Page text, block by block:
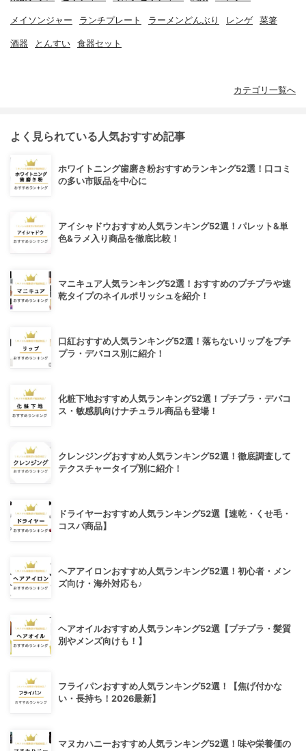
メイソンジャー ランチプレート ラーメンどんぶり レンゲ 菜箸
酒器 とんすい 食器セット
カテゴリ一覧へ
よく見られている人気おすすめ記事
ホワイトニング歯磨き粉おすすめランキング52選！口コミ
の多い市販品を中心に
アイシャドウおすすめ人気ランキング52選！パレット&単
色&ラメ入り商品を徹底比較！
マニキュア人気ランキング52選！おすすめのプチプラや速
乾タイプのネイルポリッシュを紹介！
口紅おすすめ人気ランキング52選！落ちないリップをプチ
プラ・デパコス別に紹介！
化粧下地おすすめ人気ランキング52選！プチプラ・デパコ
ス・敏感肌向けナチュラル商品も登場！
クレンジングおすすめ人気ランキング52選！徹底調査して
テクスチャータイプ別に紹介！
ドライヤーおすすめ人気ランキング52選【速乾・くせ毛・
コスパ商品】
ヘアアイロンおすすめ人気ランキング52選！初心者・メン
ズ向け・海外対応も♪
ヘアオイルおすすめ人気ランキング52選【プチプラ・髪質
別やメンズ向けも！】
フライパンおすすめ人気ランキング52選！【焦げ付かな
い・長持ち！2026最新】
マヌカハニーおすすめ人気ランキング52選！味や栄養価の